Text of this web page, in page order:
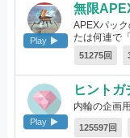
Play
無限
APEXパッ
たは何連で
51275回
Play
ヒントガ
内輪の企画用
125597回